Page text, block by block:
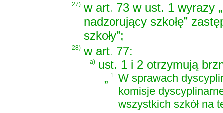
27) w art. 73 w ust. 1 wyrazy
nadzorujący szkołę”
szkoły”;
28) w art. 77:
a) ust. 1 i 2 otrzymują
„ 1. W sprawach
komisje
wszystkich szkół na